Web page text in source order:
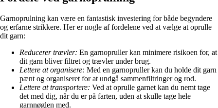
Garnoprulning kan være en fantastisk investering for både begyndere
og erfarne strikkere. Her er nogle af fordelene ved at vælge at oprulle
dit garn:
Reducerer trævler: En garnopruller kan minimere risikoen for, at
dit garn bliver filtret og trævler under brug.
Lettere at organisere: Med en garnopruller kan du holde dit garn
pænt og organiseret for at undgå sammenfiltringer og rod.
Lettere at transportere: Ved at oprulle garnet kan du nemt tage
det med dig, når du er på farten, uden at skulle tage hele
garnnøglen med.